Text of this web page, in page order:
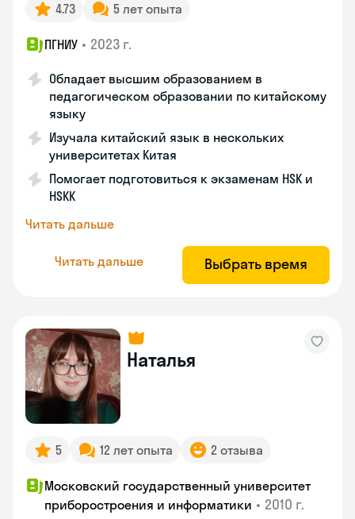
4.73 5 лет опыта
ПГНИУ • 2023 г.
Обладает высшим образованием в
педагогическом образовании по китайскому
языку
Изучала китайский язык в нескольких
университетах Китая
Помогает подготовиться к экзаменам HSK и
HSKK
Читать дальше
Читать дальше Выбрать время
Наталья
5 12 лет опыта 2 отзыва
Московский государственный университет
приборостроения и информатики • 2010 г.